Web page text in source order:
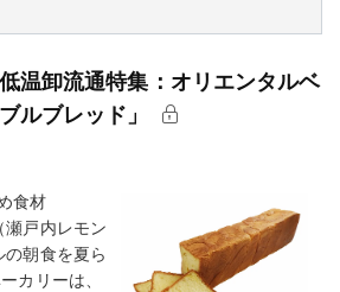
温卸流通特集：オリエンタルベ
ルブレッド」
食材
戸内レモン
朝食を夏ら
カリーは、